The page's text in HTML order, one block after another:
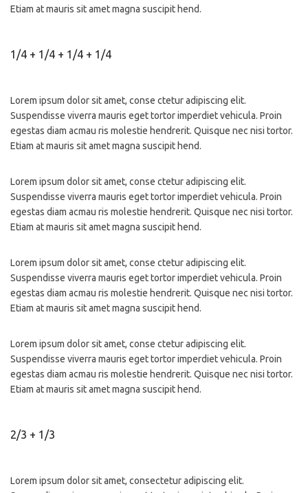
Etiam at mauris sit amet magna suscipit hend.
1/4 + 1/4 + 1/4 + 1/4
Lorem ipsum dolor sit amet, conse ctetur adipiscing elit.
Suspendisse viverra mauris eget tortor imperdiet vehicula. Proin
egestas diam acmau ris molestie hendrerit. Quisque nec nisi tortor.
Etiam at mauris sit amet magna suscipit hend.
Lorem ipsum dolor sit amet, conse ctetur adipiscing elit.
Suspendisse viverra mauris eget tortor imperdiet vehicula. Proin
egestas diam acmau ris molestie hendrerit. Quisque nec nisi tortor.
Etiam at mauris sit amet magna suscipit hend.
Lorem ipsum dolor sit amet, conse ctetur adipiscing elit.
Suspendisse viverra mauris eget tortor imperdiet vehicula. Proin
egestas diam acmau ris molestie hendrerit. Quisque nec nisi tortor.
Etiam at mauris sit amet magna suscipit hend.
Lorem ipsum dolor sit amet, conse ctetur adipiscing elit.
Suspendisse viverra mauris eget tortor imperdiet vehicula. Proin
egestas diam acmau ris molestie hendrerit. Quisque nec nisi tortor.
Etiam at mauris sit amet magna suscipit hend.
2/3 + 1/3
Lorem ipsum dolor sit amet, consectetur adipiscing elit.